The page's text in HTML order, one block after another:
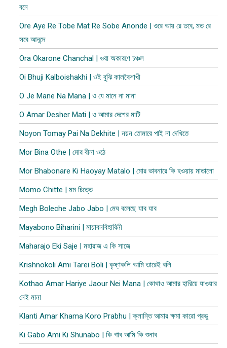
বনে
Ore Aye Re Tobe Mat Re Sobe Anonde | ওরে আয় রে তবে, মত রে
সবে আনন্দে
Ora Okarone Chanchal | ওরা অকারণে চঞ্চল
Oi Bhuji Kalboishakhi | ওই বুঝি কালবৈশাখী
O Je Mane Na Mana | ও যে মানে না মানা
O Amar Desher Mati | ও আমার দেশের মাটি
Noyon Tomay Pai Na Dekhite | নয়ন তোমারে পাই না দেখিতে
Mor Bina Othe | মোর বীনা ওঠে
Mor Bhabonare Ki Haoyay Matalo | মোর ভাবনারে কি হওয়ায় মাতালো
Momo Chitte | মম চিত্তে
Megh Boleche Jabo Jabo | মেঘ বলেছে যাব যাব
Mayabono Biharini | মায়াবনবিহারিনী
Maharajo Eki Saje | মহারাজ এ কি সাজে
Krishnokoli Ami Tarei Boli | কৃষ্ণকলি আমি তারেই বলি
Kothao Amar Hariye Jaour Nei Mana | কোথাও আমার হারিয়ে যাওয়ার
নেই মানা
Klanti Amar Khama Koro Prabhu | ক্লান্তি আমার ক্ষমা কারো প্রভু
Ki Gabo Ami Ki Shunabo | কি গাব আমি কি শুনাব​